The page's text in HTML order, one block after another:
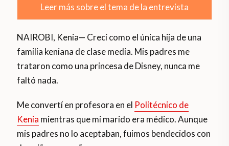
Leer más sobre el tema de la entrevista
NAIROBI, Kenia— Crecí como el única hija de una
familia keniana de clase media. Mis padres me
trataron como una princesa de Disney, nunca me
faltó nada.
Me convertí en profesora en el Politécnico de
Kenia mientras que mi marido era médico. Aunque
mis padres no lo aceptaban, fuimos bendecidos con